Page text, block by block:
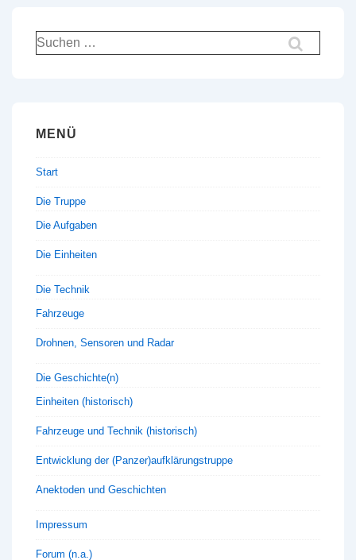
Suchen
nach:
MENÜ
Start
Die Truppe
Die Aufgaben
Die Einheiten
Die Technik
Fahrzeuge
Drohnen, Sensoren und Radar
Die Geschichte(n)
Einheiten (historisch)
Fahrzeuge und Technik (historisch)
Entwicklung der (Panzer)aufklärungstruppe
Anektoden und Geschichten
Impressum
Forum (n.a.)